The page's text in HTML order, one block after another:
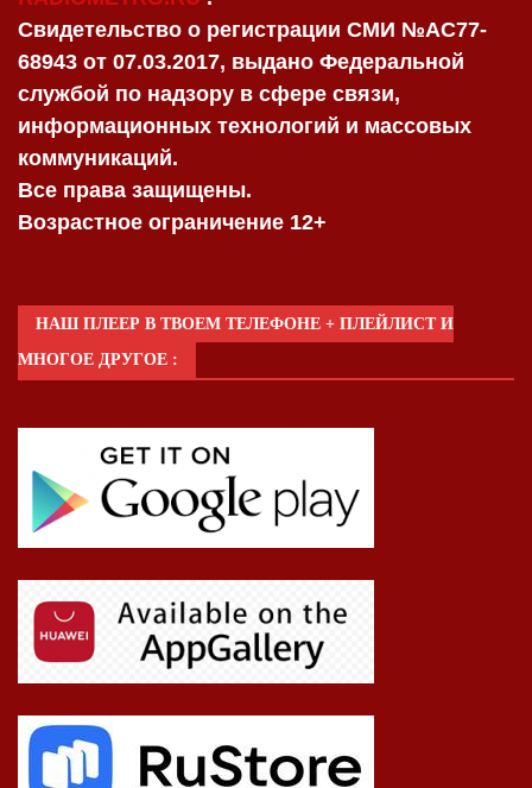
Свидетельство о регистрации СМИ №AC77-
68943 от 07.03.2017, выдано Федеральной
службой по надзору в сфере связи,
информационных технологий и массовых
коммуникаций.
Все права защищены.
Возрастное ограничение 12+
НАШ ПЛЕЕР В ТВОЕМ ТЕЛЕФОНЕ + ПЛЕЙЛИСТ И
МНОГОЕ ДРУГОЕ :